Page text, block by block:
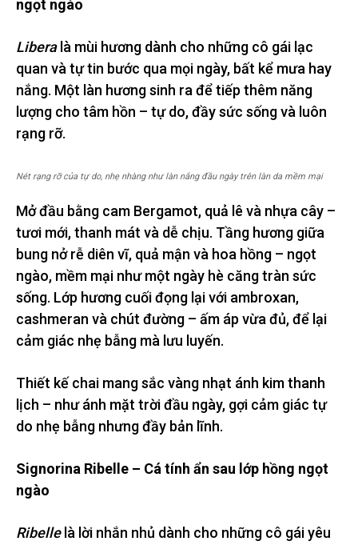
ngọt ngào
Liberalà mùi hương dành cho những cô gái lạc
quan và tự tin bước qua mọi ngày, bất kể mưa hay
nắng. Một làn hương sinh ra để tiếp thêm năng
lượng cho tâm hồn – tự do, đầy sức sống và luôn
rạng rỡ.
Nét rạng rỡ của tự do, nhẹ nhàng như làn nắng đầu ngày trên làn da mềm mại
Mở đầu bằng cam Bergamot, quả lê và nhựa cây –
tươi mới, thanh mát và dễ chịu. Tầng hương giữa
bung nở rễ diên vĩ, quả mận và hoa hồng – ngọt
ngào, mềm mại như một ngày hè căng tràn sức
sống. Lớp hương cuối đọng lại với ambroxan,
cashmeran và chút đường – ấm áp vừa đủ, để lại
cảm giác nhẹ bẫng mà lưu luyến.
Thiết kế chai mang sắc vàng nhạt ánh kim thanh
lịch – như ánh mặt trời đầu ngày, gợi cảm giác tự
do nhẹ bẫng nhưng đầy bản lĩnh.
Signorina Ribelle – Cá tính ẩn sau lớp hồng ngọt
ngào
Ribellelà lời nhắn nhủ dành cho những cô gái yêu